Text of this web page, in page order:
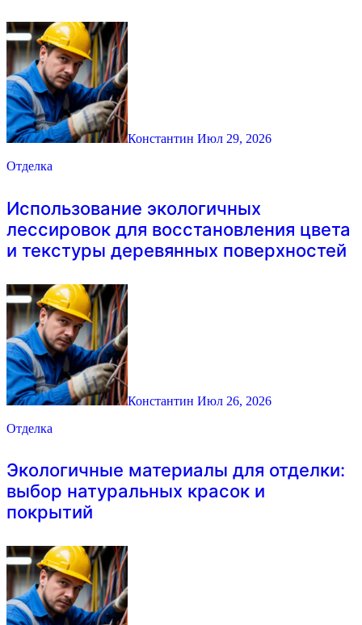
Константин Июл 29, 2026
Отделка
Использование экологичных
лессировок для восстановления цвета
и текстуры деревянных поверхностей
Константин Июл 26, 2026
Отделка
Экологичные материалы для отделки:
выбор натуральных красок и
покрытий